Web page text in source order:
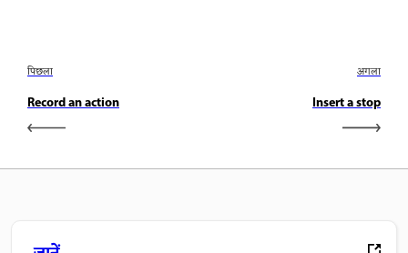
पिछला
Record an action
अगला
Insert a stop